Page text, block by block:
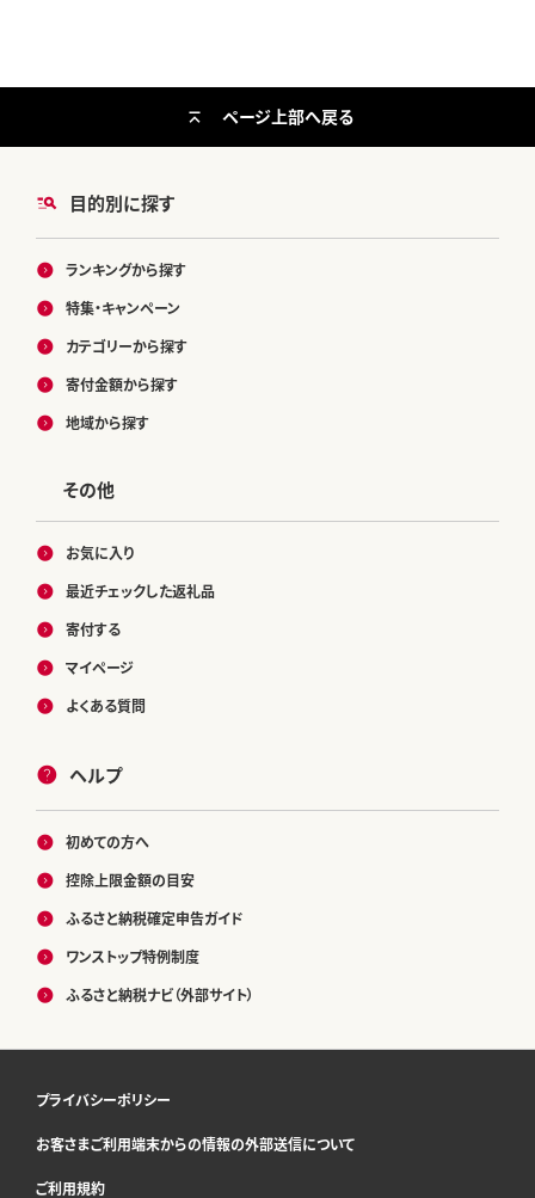
目的別に探す
ランキングから探す
特集・キャンペーン
カテゴリーから探す
寄付金額から探す
地域から探す
その他
お気に入り
最近チェックした返礼品
寄付する
マイページ
よくある質問
ヘルプ
初めての方へ
控除上限金額の目安
ふるさと納税確定申告ガイド
ワンストップ特例制度
ふるさと納税ナビ（外部サイト）
ページ上部へ戻る
プライバシーポリシー
お客さまご利用端末からの情報の外部送信について
ご利用規約